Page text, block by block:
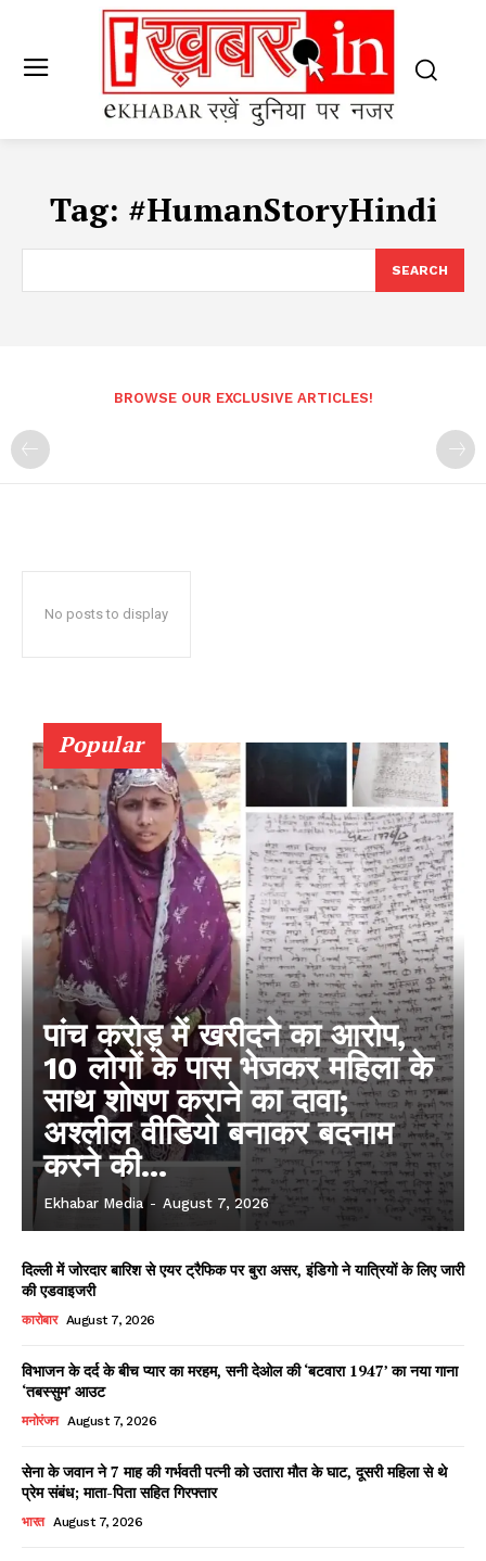
Tag: #HumanStoryHindi
SEARCH
BROWSE OUR EXCLUSIVE ARTICLES!
No posts to display
Popular
पांच करोड़ में खरीदने का आरोप,
10 लोगों के पास भेजकर महिला के
साथ शोषण कराने का दावा;
अश्लील वीडियो बनाकर बदनाम
करने की...
Ekhabar Media - August 7, 2026
दिल्ली में जोरदार बारिश से एयर ट्रैफिक पर बुरा असर, इंडिगो ने यात्रियों के लिए जारी
की एडवाइजरी
कारोबार August 7, 2026
विभाजन के दर्द के बीच प्यार का मरहम, सनी देओल की ‘बटवारा 1947’ का नया गाना
‘तबस्सुम’ आउट
मनोरंजन August 7, 2026
सेना के जवान ने 7 माह की गर्भवती पत्नी को उतारा मौत के घाट, दूसरी महिला से थे
प्रेम संबंध; माता-पिता सहित गिरफ्तार
भारत August 7, 2026